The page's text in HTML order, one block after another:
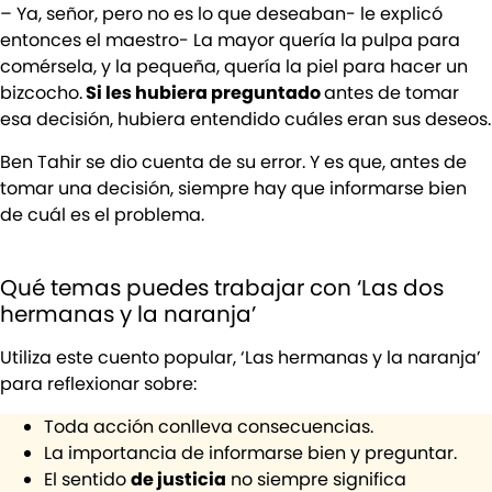
– Ya, señor, pero no es lo que deseaban- le explicó
entonces el maestro- La mayor quería la pulpa para
comérsela, y la pequeña, quería la piel para hacer un
bizcocho.Si les hubiera preguntadoantes de tomar
esa decisión, hubiera entendido cuáles eran sus deseos.
Ben Tahir se dio cuenta de su error. Y es que, antes de
tomar una decisión, siempre hay que informarse bien
de cuál es el problema.
Qué temas puedes trabajar con ‘Las dos
hermanas y la naranja’
Utiliza este cuento popular, ‘Las hermanas y la naranja’
para reflexionar sobre:
Toda acción conlleva consecuencias.
La importancia de informarse bien y preguntar.
El sentidode justicia no siempre significa